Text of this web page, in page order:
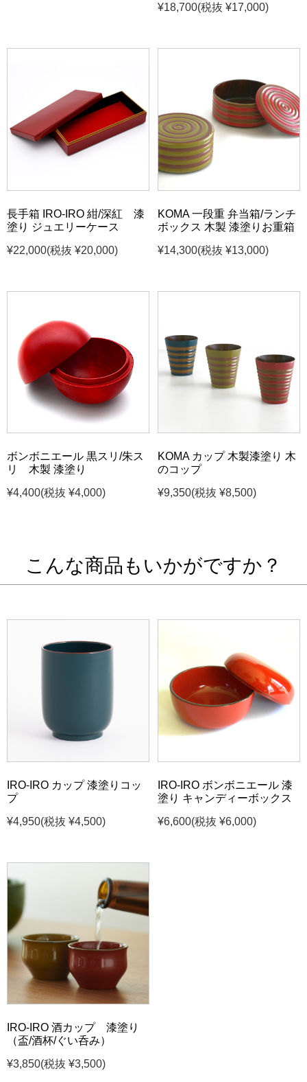
¥18,700(税抜 ¥17,000)
長手箱 IRO-IRO 紺/深紅 漆
塗り ジュエリーケース
¥22,000(税抜 ¥20,000)
KOMA 一段重 弁当箱/ランチ
ボックス 木製 漆塗りお重箱
¥14,300(税抜 ¥13,000)
ボンボニエール 黒スリ/朱ス
リ 木製 漆塗り
¥4,400(税抜 ¥4,000)
KOMA カップ 木製漆塗り 木
のコップ
¥9,350(税抜 ¥8,500)
こんな商品もいかがですか？
IRO-IRO カップ 漆塗りコッ
プ
¥4,950(税抜 ¥4,500)
IRO-IRO ボンボニエール 漆
塗り キャンディーボックス
¥6,600(税抜 ¥6,000)
IRO-IRO 酒カップ 漆塗り
（盃/酒杯/ぐい呑み）
¥3,850(税抜 ¥3,500)